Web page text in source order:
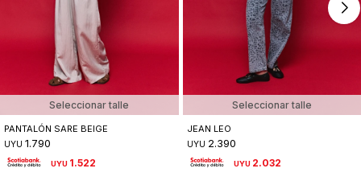
Seleccionar talle
PANTALÓN SARE BEIGE
UYU 1.790
UYU 1.522
Seleccionar talle
JEAN LEO
UYU 2.390
UYU 2.032